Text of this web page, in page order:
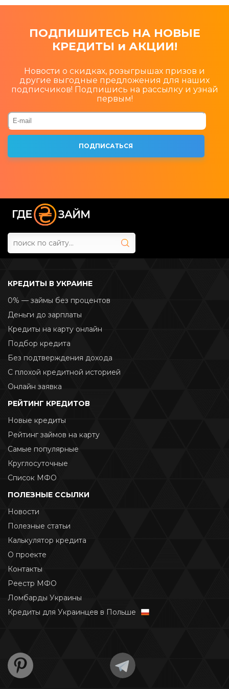
ПОДПИШИТЕСЬ НА НОВЫЕ
КРЕДИТЫ и АКЦИИ!
Новости о скидках, розыгрышах призов и
другие выгодные предложения для наших
подписчиков! Подпишись на рассылку и узнай
первым!
КРЕДИТЫ В УКРАИНЕ
0% — займы без процентов
Деньги до зарплаты
Кредиты на карту онлайн
Подбор кредита
Без подтверждения дохода
С плохой кредитной историей
Онлайн заявка
РЕЙТИНГ КРЕДИТОВ
Новые кредиты
Рейтинг займов на карту
Самые популярные
Круглосуточные
Список МФО
ПОЛЕЗНЫЕ ССЫЛКИ
Новости
Полезные статьи
Калькулятор кредита
О проекте
Контакты
Реестр МФО
Ломбарды Украины
Кредиты для Украинцев в Польше